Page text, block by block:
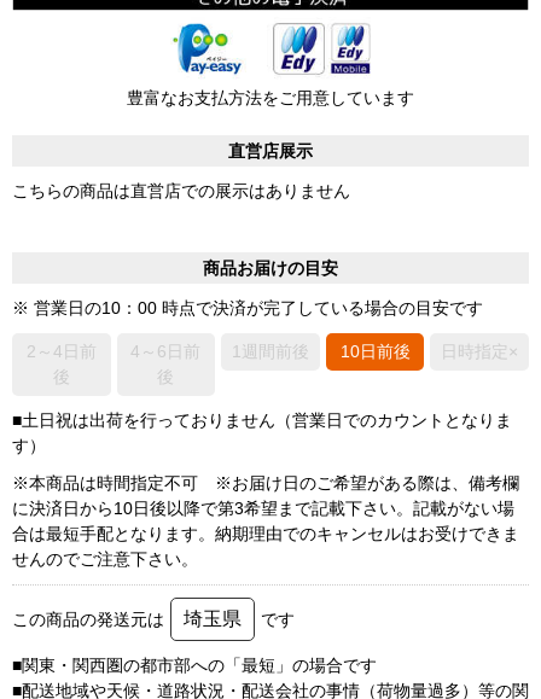
豊富なお支払方法をご用意しています
直営店展示
こちらの商品は直営店での展示はありません
商品お届けの目安
※ 営業日の10：00 時点で決済が完了している場合の目安です
2～4日前
後
4～6日前
後
1週間前後 10日前後 日時指定×
■土日祝は出荷を行っておりません（営業日でのカウントとなりま
す）
※本商品は時間指定不可 ※お届け日のご希望がある際は、備考欄
に決済日から10日後以降で第3希望まで記載下さい。記載がない場
合は最短手配となります。納期理由でのキャンセルはお受けできま
せんのでご注意下さい。
この商品の発送元は 埼玉県 です
■関東・関西圏の都市部への「最短」の場合です
■配送地域や天候・道路状況・配送会社の事情（荷物量過多）等の関